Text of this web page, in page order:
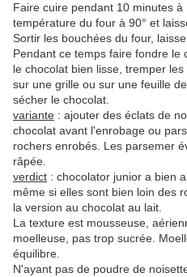
Faire cuire pendant 10 minutes à
température du four à 90° et
Sortir les bouchées du four,
Pendant ce temps faire fondre le
le chocolat bien lisse, tremper
sur une grille ou sur une feuille
sécher le chocolat.
variante : ajouter des éclats de
chocolat avant l'enrobage ou
rochers enrobés. Les parsemer
râpée.
verdict : chocolator junior a bien
même si elles sont bien loin des
la version au chocolat au lait.
La texture est mousseuse,
moelleuse, pas trop sucrée.
équilibre.
N'ayant pas de poudre de